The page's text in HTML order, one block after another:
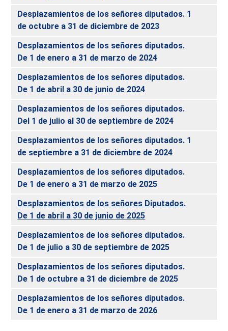
Desplazamientos de los señores diputados. 1
de octubre a 31 de diciembre de 2023
Desplazamientos de los señores diputados.
De 1 de enero a 31 de marzo de 2024
Desplazamientos de los señores diputados.
De 1 de abril a 30 de junio de 2024
Desplazamientos de los señores diputados.
Del 1 de julio al 30 de septiembre de 2024
Desplazamientos de los señores diputados. 1
de septiembre a 31 de diciembre de 2024
Desplazamientos de los señores diputados.
De 1 de enero a 31 de marzo de 2025
Desplazamientos de los señores Diputados.
De 1 de abril a 30 de junio de 2025
Desplazamientos de los señores diputados.
De 1 de julio a 30 de septiembre de 2025
Desplazamientos de los señores diputados.
De 1 de octubre a 31 de diciembre de 2025
Desplazamientos de los señores diputados.
De 1 de enero a 31 de marzo de 2026